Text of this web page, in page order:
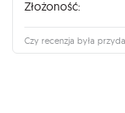
Złożoność:
Czy recenzja była